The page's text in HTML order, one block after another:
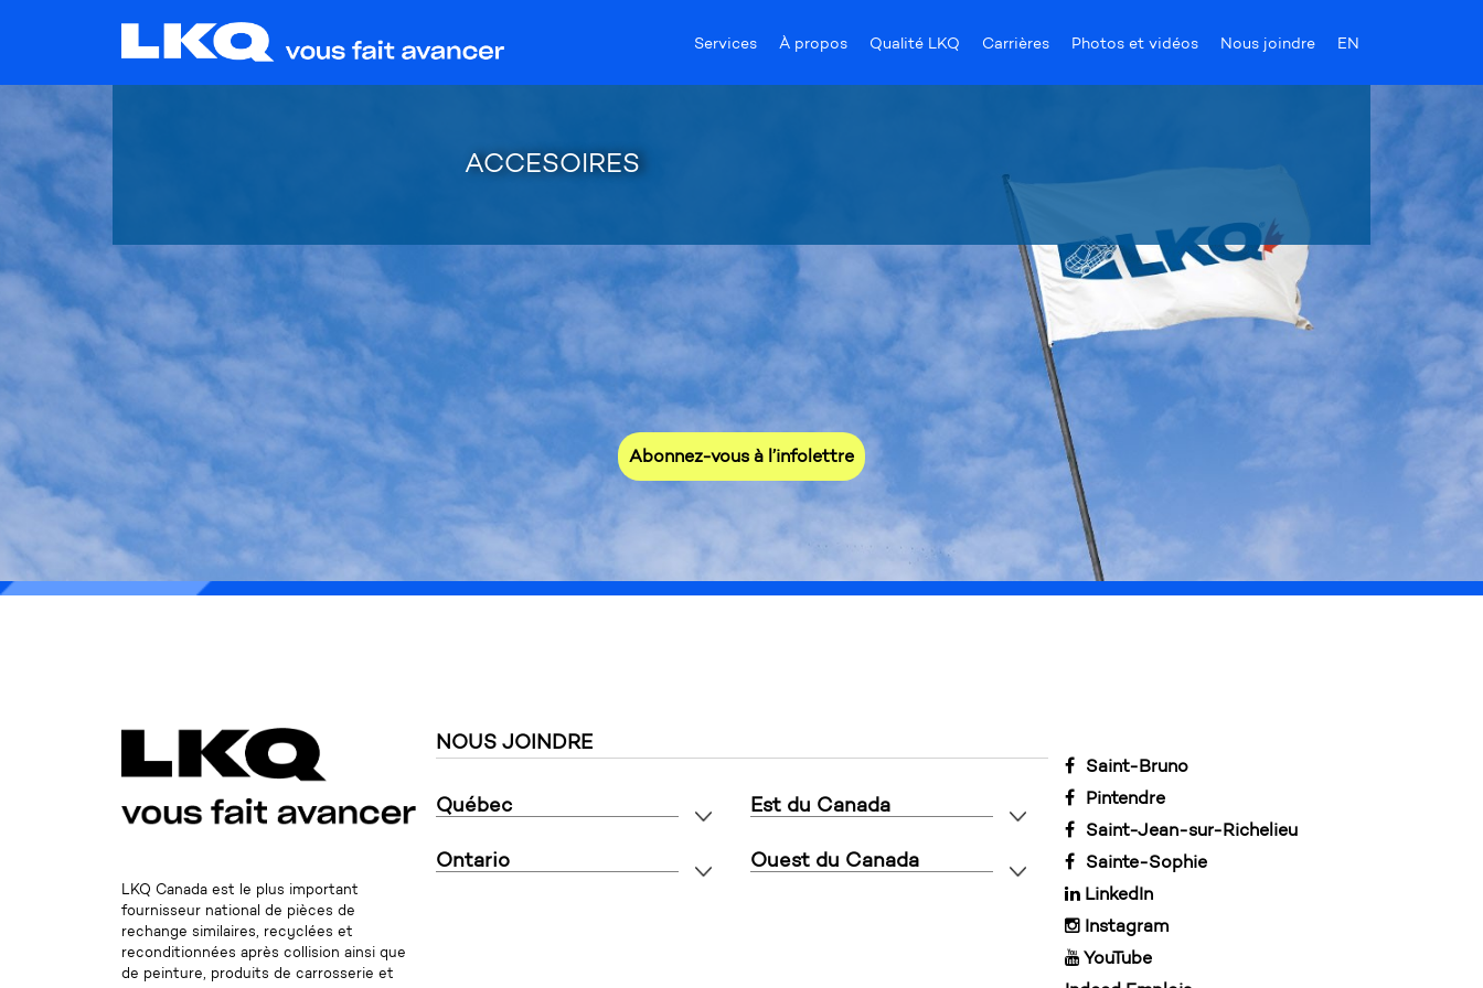
Services À propos Qualité LKQ Carrières Photos et vidéos Nous joindre EN
ACCESOIRES
Restez à l'affût de nos promotions et nouveautés!
Abonnez-vous à l’infolettre
* L'infolettre s'adresse uniquement aux clients commerciaux, merci de votre compréhension.
LKQ Canada est le plus important
fournisseur national de pièces de
rechange similaires, recyclées et
reconditionnées après collision ainsi que
de peinture, produits de carrosserie et
NOUS JOINDRE
Québec
Ontario
Est du Canada
Ouest du Canada
Saint-Bruno
Pintendre
Saint-Jean-sur-Richelieu
Sainte-Sophie
LinkedIn
Instagram
YouTube